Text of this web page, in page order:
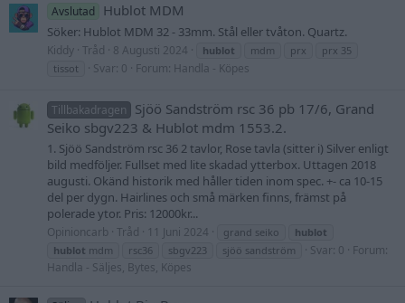
Avslutad Hublot MDM
Söker: Hublot MDM 32 - 33mm. Stål eller tvåton. Quartz.
Kiddy Tråd 8 Augusti 2024 hublot mdm prx
prx 35
tissot
Svar: 0 Forum: Handla - Köpes
Tillbakadragen
Sjöö Sandström rsc 36 pb 17/6, Grand
Seiko sbgv223 & Hublot mdm 1553.2.
1. Sjöö Sandström rsc 36 2 tavlor, Rose tavla (sitter i) Silver enligt
bild medföljer. Fullset med lite skadad ytterbox. Uttagen 2018
augusti. Okänd historik med håller tiden inom spec. +- ca 10-15
del per dygn. Hairlines och små märken finns, främst på
polerade ytor. Pris: 12000kr...
Opinioncarb Tråd 11 Juni 2024 grand seiko
hublot
hublot mdm rsc36 sbgv223 sjöö sandström Svar: 0
Forum:
Handla - Säljes, Bytes, Köpes